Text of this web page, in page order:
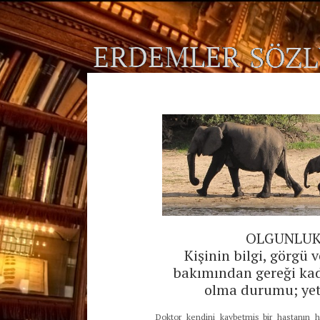
Kişinin bilgi, görgü
bakımından gereği
olma durumu;
Doktor kendini kaybetmiş bir hastanın